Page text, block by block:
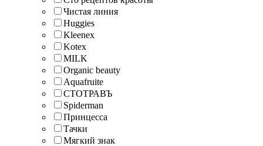
Чистая линия
Huggies
Kleenex
Kotex
MILK
Organic beauty
Aquafruite
СТОТРАВЪ
Spiderman
Принцесса
Тачки
Мягкий знак